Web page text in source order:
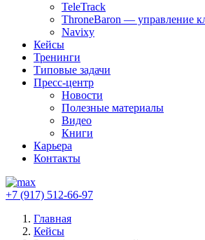
TeleTrack
ThroneBaron — управление
Navixy
Кейсы
Тренинги
Типовые задачи
Пресс-центр
Новости
Полезные материалы
Видео
Книги
Карьера
Контакты
+7 (917) 512-66-97
Главная
Кейсы